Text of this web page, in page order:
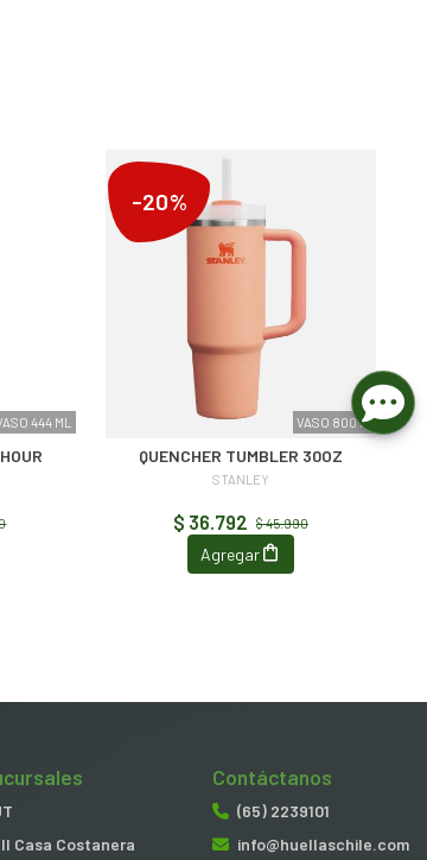
444 ML
-20%
VASO 800 ML
QUENCHER TUMBLER 30OZ
STANLEY
$ 45.990
$ 36.792
Agregar
Casa Costanera
Contáctanos
(65) 2239101
info@huellaschile.com